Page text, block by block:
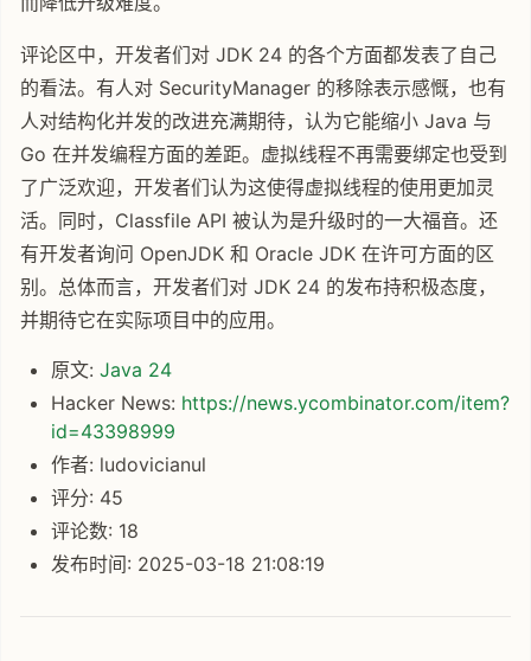
评论区中，开发者们对 JDK 24 的各个方面都发表了自己
的看法。有人对 SecurityManager 的移除表示感慨，也有
人对结构化并发的改进充满期待，认为它能缩小 Java 与
Go 在并发编程方面的差距。虚拟线程不再需要绑定也受到
了广泛欢迎，开发者们认为这使得虚拟线程的使用更加灵
活。同时，Classfile API 被认为是升级时的一大福音。还
有开发者询问 OpenJDK 和 Oracle JDK 在许可方面的区
别。总体而言，开发者们对 JDK 24 的发布持积极态度，
并期待它在实际项目中的应用。
原文: Java 24
Hacker News: https://news.ycombinator.com/item?
id=43398999
作者: ludovicianul
评分: 45
评论数: 18
发布时间: 2025-03-18 21:08:19